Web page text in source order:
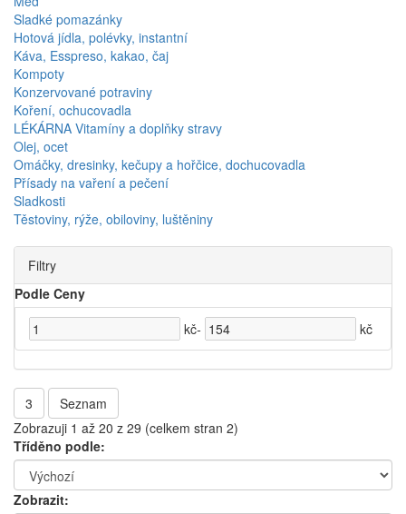
Sladké pomazánky
Hotová jídla, polévky, instantní
Káva, Esspreso, kakao, čaj
Kompoty
Konzervované potraviny
Koření, ochucovadla
LÉKÁRNA Vitamíny a doplňky stravy
Olej, ocet
Omáčky, dresinky, kečupy a hořčice, dochucovadla
Přísady na vaření a pečení
Sladkosti
Těstoviny, rýže, obiloviny, luštěniny
Filtry
Podle Ceny
kč- kč
3
Seznam
Zobrazuji 1 až 20 z 29 (celkem stran 2)
Tříděno podle:
Zobrazit: